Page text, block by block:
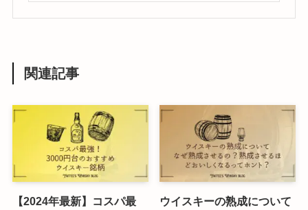
関連記事
【2024年最新】コスパ最
ウイスキーの熟成について